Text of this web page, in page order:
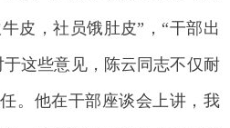
皮，社员饿肚皮”，“干部出
这些意见，陈云同志不仅耐
。他在干部座谈会上讲，我